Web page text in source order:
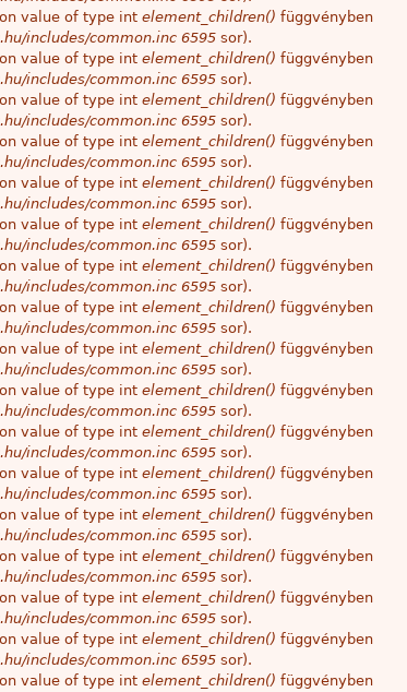
value of type int element_children() függvényben
includes/common.inc 6595 sor).
value of type int element_children() függvényben
includes/common.inc 6595 sor).
value of type int element_children() függvényben
includes/common.inc 6595 sor).
value of type int element_children() függvényben
includes/common.inc 6595 sor).
value of type int element_children() függvényben
includes/common.inc 6595 sor).
value of type int element_children() függvényben
includes/common.inc 6595 sor).
value of type int element_children() függvényben
includes/common.inc 6595 sor).
value of type int element_children() függvényben
includes/common.inc 6595 sor).
value of type int element_children() függvényben
includes/common.inc 6595 sor).
value of type int element_children() függvényben
includes/common.inc 6595 sor).
value of type int element_children() függvényben
includes/common.inc 6595 sor).
value of type int element_children() függvényben
includes/common.inc 6595 sor).
value of type int element_children() függvényben
includes/common.inc 6595 sor).
value of type int element_children() függvényben
includes/common.inc 6595 sor).
value of type int element_children() függvényben
includes/common.inc 6595 sor).
value of type int element_children() függvényben
includes/common.inc 6595 sor).
value of type int element_children() függvényben